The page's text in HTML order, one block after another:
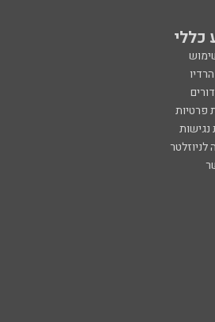
כללי
פרטיות